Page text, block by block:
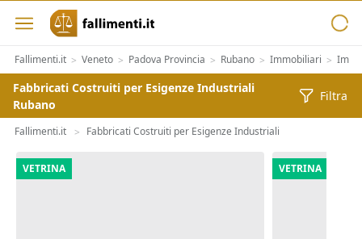
Fallimenti.it > Veneto > Padova Provincia > Rubano > Immobiliari >
Fabbricati Costruiti per Esigenze Industriali
Rubano
Filtra
Fallimenti.it > Fabbricati Costruiti per Esigenze Industriali
VETRINA VETRINA